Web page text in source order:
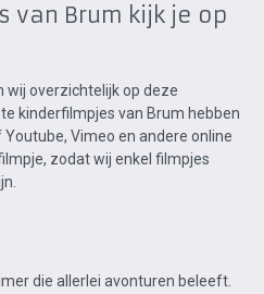
van Brum kijk je op
wij overzichtelijk op deze
kinderfilmpjes van Brum hebben
Vimeo en andere online
zodat wij enkel filmpjes
die allerlei avonturen beleeft.